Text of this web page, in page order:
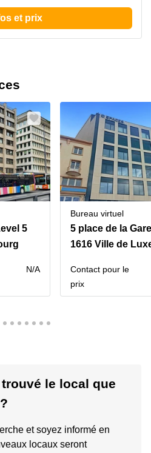
et prix
5
N/A
Bureau virtuel
5 place de la Gare
1616 Ville de
Contact pour le
prix
le local que
et soyez informé en
locaux seront